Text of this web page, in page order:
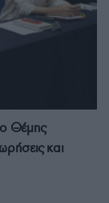
Θέμης
και